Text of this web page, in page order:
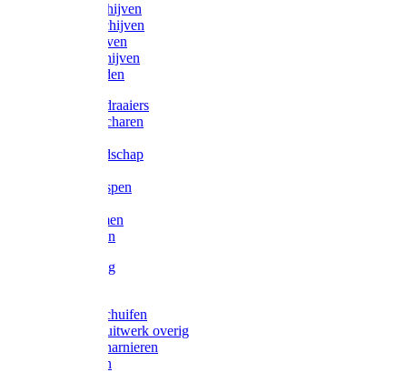
Afbraamschijven
Doorslijpschijven
Lamelschijven
Diamantschijven
Laselektroden
Schroevendraaiers
Tangen / Scharen
Meetgereedschap
Vijlen / Raspen
Lijmklemmen
Waterpassen
Bouwbeslag
Grendels/schuifen
Hang en sluitwerk overig
Hengen/scharnieren
Scharnieren